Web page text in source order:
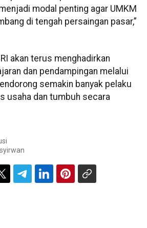
modal penting agar UMKM
di tengah persaingan pasar,”
akan terus menghadirkan
dan pendampingan melalui
semakin banyak pelaku
usaha dan tumbuh secara